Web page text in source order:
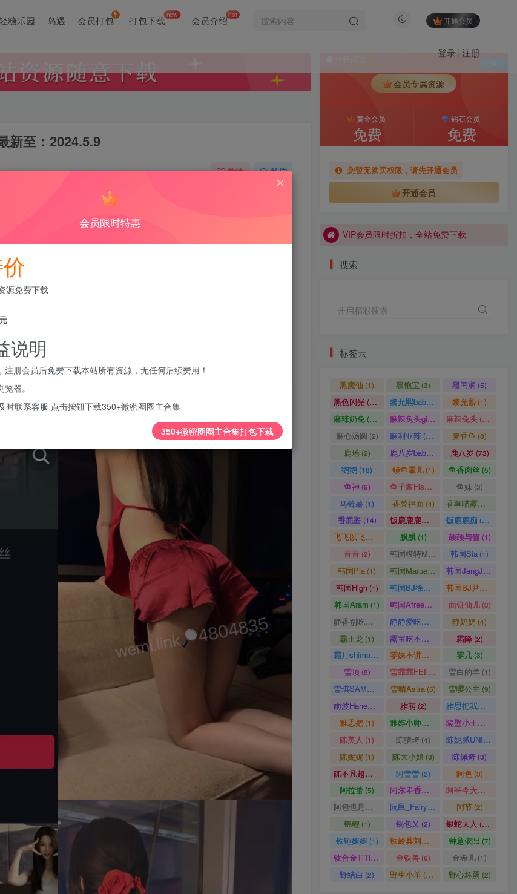
糖乐园 岛遇 会员打包 打包下载new 会员介绍hot
开通会员
登录 注册
新至：2024.5.9
关注 私信
小师妹 微密圈 NO.028期 【7P2V】最新至：2024.5.9
费阅读，请付费后查看
专属资源
VIP会员限时折扣，全站免费下载
本站会员低于同类型网站，可多家对比
VIP会员限时折扣，全站免费下载
热门榜单
微密圈圈主合集打包下载 持续更新中
TOP1
TOP2
葱油饼er 微密圈合集[持续更
2024.5.13
2年前 1290人已阅读
保守的二舅妈 微密圈合集[持
续更新2024.03.24]
2年前 1207人已阅读
TOP5
小厨娘美食记 微密圈合集[持
续更新2024.3.31]
2年前 1058人已阅读
会员专属资源
黄金会员
免费
钻石会员
免费
您暂无购买权限，请先开通会员
开通会员
本站会员低于同类型网站，可多家对比
VIP会员限时折扣，全站免费下载
VIP会员限时折扣，全站免费下载
搜索
开启精彩搜索
标签云
黑魔仙 (1) 黑饱宝 (3) 黑闰润 (5)
黑色闪光(14) 黎允熙baby(68) 黎允熙(1)
麻辣奶兔(82) 麻辣兔头girl(16)麻辣兔头 (28)
麻心汤圆 (2) 麻利亚辣 (94) 麦香鱼 (8)
鹿瑶(2) 鹿八岁baby(1) 鹿八岁 (73)
鹅鹅(18) 鳗鱼霏儿(1) 鱼香肉丝 (5)
鱼神 (6) 鱼子酱Fish(7) 鱼妹 (3)
马铃薯 (1) 香菜拌面(4) 香草喵露露
香屁酱(14) 饭鹿鹿鹿痴 饭鹿鹿痴 (27)
飞飞以飞飞 飘飘(1) 颉颉与猫(1)
音音(2) 韩国模特Mozzi (1)韩国Sia (1)
韩国Pia(1) 韩国Maruemon (1) 韩国JangJoo
韩国High(1) 韩国BJ徐雅eseoa (1) 韩国BJ尹知予
韩国Aram (1) 韩国AfreecaTV主播 (1)
面饼仙儿(3)
静香别吃了 静静爱吃糖 静奶奶 (4)
霸王龙 (1) 露宝吃不饱 霜降(2)
霜月shimo
(5) 雯妹不讲道理 雯几(3)
雪顶(8) 雪霏霏FEI 雪白的羊 (1)
雪琪SAMA(2) 雪晴Astra(5) 雪嘤公主 (9)
雨波HaneAme 雅萌(2) 雅思把我杀了
雅思把(1) 雅婷小师妹 隔壁小王畅
陈美人 (1) 陈猪琦 (4) 陈妮腻UNI
(1)
陈妮妮(1) 陈大小姐 (3) 陈佩奇 (3)
陈不凡超甜 阿雪雪(2) 阿色(3)
阿拉蕾(5) 阿尔卑香小狗子 (2) 阿半今天很开心
阿包也是兔娘 (7) 阮邑_Fairy
(1) 闰节(2)
锦鲤 (1) 锅包又 (2) 银蛇大人 (14)
铁锤姐姐 (1) 铁岭县刘辉商店 (4)
钟意依阳 (7)
钛合金TiTi
(1) 金铁兽 (6) 金希儿 (1)
野结白 (2) 野生小羊(10) 野心坏蛋 (2)
会员限时特惠
源免费下载
说明
注册会员后免费下载本站所有资源，无任何后续费用！
器。
时联系客服 点击按钮下载350+微密圈圈主合集
350+微密圈圈主合集打包下载